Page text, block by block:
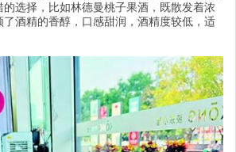
选择，比如林德曼桃子果酒，既散发着浓
酒精的香醇，口感甜润，酒精度较低，适